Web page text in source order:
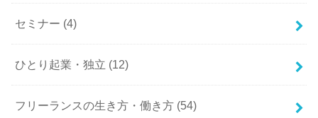
セミナー (4)
ひとり起業・独立 (12)
フリーランスの生き方・働き方 (54)